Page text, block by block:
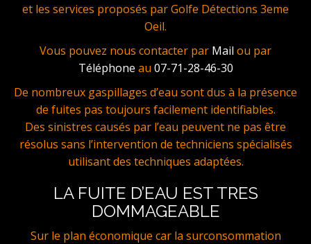
et les services proposés par Golfe Détections 3eme
Oeil.
Vous pouvez nous contacter par Mail ou par
Téléphone au 07-71-28-46-30
De nombreux gaspillages d’eau sont dus à la présence
de fuites pas toujours facilement identifiables.
Des sinistres causés par l’eau peuvent ne pas être
résolus sans l’intervention de techniciens spécialisés
utilisant des techniques adaptées.
LA FUITE D’EAU EST TRES
DOMMAGEABLE
Sur le plan économique car la surconsommation